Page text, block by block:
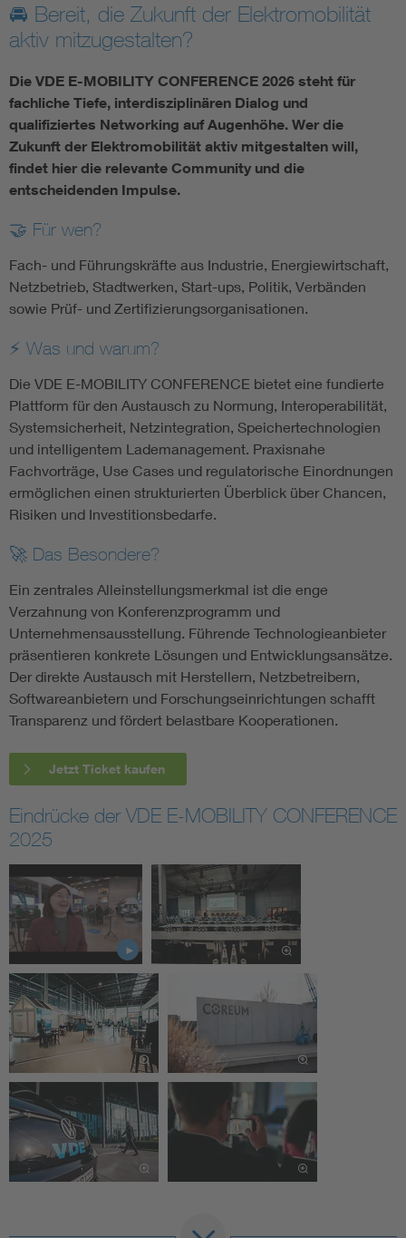
🚘 Bereit, die Zukunft der Elektromobilität
aktiv mitzugestalten?
Die VDE E-MOBILITY CONFERENCE 2026 steht für
fachliche Tiefe, interdisziplinären Dialog und
qualifiziertes Networking auf Augenhöhe. Wer die
Zukunft der Elektromobilität aktiv mitgestalten will,
findet hier die relevante Community und die
entscheidenden Impulse.
🤝 Für wen?
Fach- und Führungskräfte aus Industrie, Energiewirtschaft,
Netzbetrieb, Stadtwerken, Start-ups, Politik, Verbänden
sowie Prüf- und Zertifizierungsorganisationen.
⚡ Was und warum?
Die VDE E-MOBILITY CONFERENCE bietet eine fundierte
Plattform für den Austausch zu Normung, Interoperabilität,
Systemsicherheit, Netzintegration, Speichertechnologien
und intelligentem Lademanagement. Praxisnahe
Fachvorträge, Use Cases und regulatorische Einordnungen
ermöglichen einen strukturierten Überblick über Chancen,
Risiken und Investitionsbedarfe.
🚀 Das Besondere?
Ein zentrales Alleinstellungsmerkmal ist die enge
Verzahnung von Konferenzprogramm und
Unternehmensausstellung. Führende Technologieanbieter
präsentieren konkrete Lösungen und Entwicklungsansätze.
Der direkte Austausch mit Herstellern, Netzbetreibern,
Softwareanbietern und Forschungseinrichtungen schafft
Transparenz und fördert belastbare Kooperationen.
Jetzt Ticket kaufen
Eindrücke der VDE E-MOBILITY CONFERENCE
2025